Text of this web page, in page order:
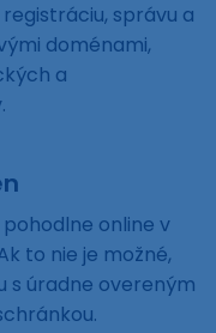
správu a
doménami,
a
online v
to nie je možné,
s úradne overeným